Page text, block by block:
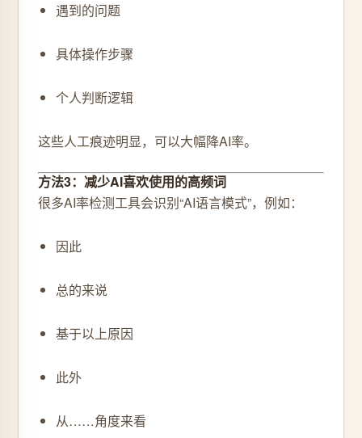
遇到的问题
具体操作步骤
个人判断逻辑
这些人工痕迹明显，可以大幅降AI率。
方法3：减少AI喜欢使用的高频词
很多AI率检测工具会识别“AI语言模式”，例如：
因此
总的来说
基于以上原因
此外
从……角度来看